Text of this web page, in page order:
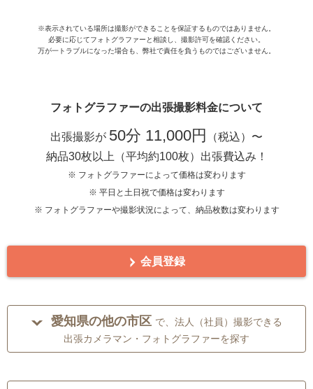
※表示されている場所は撮影ができることを保証するものではありません。
必要に応じてフォトグラファーと相談し、撮影許可を確認ください。
万が一トラブルになった場合も、弊社で責任を負うものではございません。
フォトグラファーの出張撮影料金について
出張撮影が 50分 11,000円
（税込）〜
納品30枚以上（平均約100枚）出張費込み！
※ フォトグラファーによって価格は変わります
※ 平日と土日祝で価格は変わります
※ フォトグラファーや撮影状況によって、納品枚数は変わります
会員登録
愛知県の他の市区 で、法人（社員）撮影できる
出張カメラマン・フォトグラファーを探す